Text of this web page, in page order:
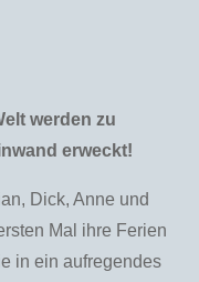
werden zu
erweckt!
Dick, Anne und
Mal ihre Ferien
in ein aufregendes